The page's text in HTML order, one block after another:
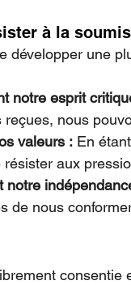
à la
développer une
notre esprit
reçues, nous
valeurs : En
résister aux
notre
de nous
consentie